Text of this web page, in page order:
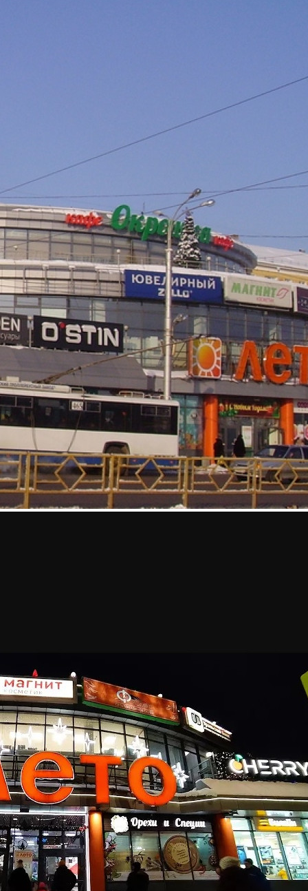
Условия сотрудничества
Новости торгового центра
Фотогалерея
О ТЦ "Лето"
Название:
Лето
Дата открытия:
Вид / тип объекта:
Торговый центр
Город:
Киров (Кировская обл)
Расположение:
Привокзальная площадь, д.1
Общая площадь здания:
5 684 м2
Сдаваемая в аренду площадь здания:
4 200 м
Этажность:
3 этажа
Парковка:
Наземная
Посещаемость:
Время работы ТЦ:
09:00-21:00
О ТЦ Лето, Киров
(Кировская обл)